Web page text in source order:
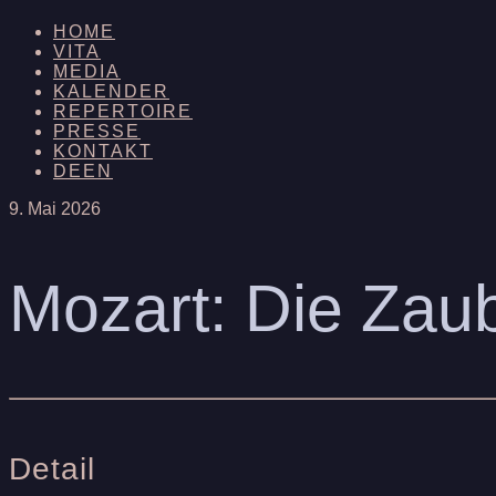
HOME
VITA
MEDIA
KALENDER
REPERTOIRE
PRESSE
KONTAKT
DE EN
9. Mai 2026
Mozart: Die
Detail